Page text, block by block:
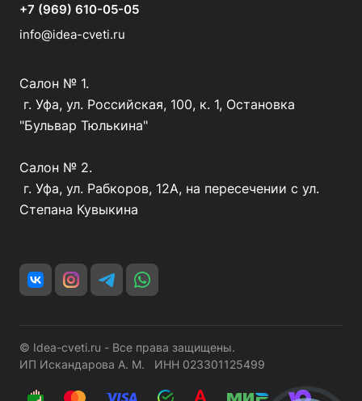
+7 (969) 610-05-05
info@idea-cveti.ru
Салон № 1.
г. Уфа, ул. Российская, 100, к. 1, Остановка
"Бульвар Тюлькина"
Салон № 2.
г. Уфа, ул. Рабкоров, 12А, на пересечении с ул.
Степана Кувыкина
© Idea-cveti.ru - Все права защищены.
ИП Искандарова А. М. ИНН 023301125499